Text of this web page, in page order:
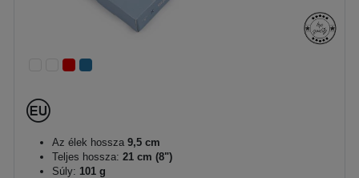
Az élek hossza 9,5 cm
Teljes hossza: 21 cm (8")
Súly: 101 g